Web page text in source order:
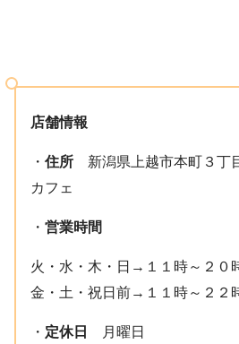
店舗情報
・ 住所 新潟県上越市本町３丁
カフェ
・ 営業時間
火・水・木・日→１１時～２０
金・土・祝日前→１１時～２２
・ 定休日 月曜日